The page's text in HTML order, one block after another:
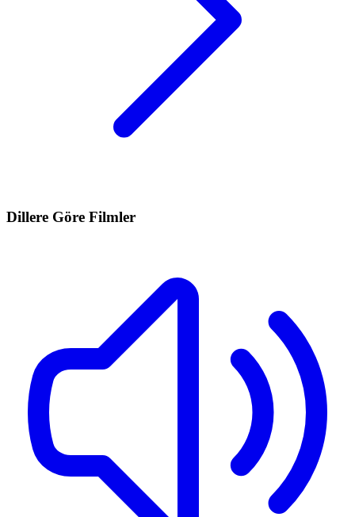
Dillere Göre Filmler